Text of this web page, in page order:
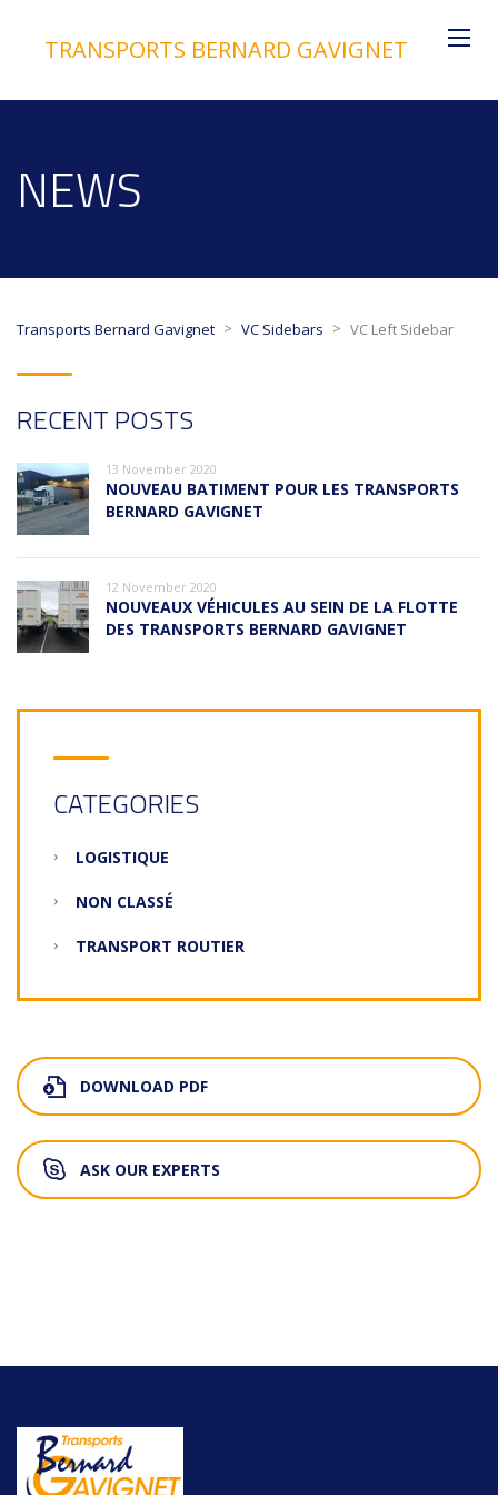
TRANSPORTS BERNARD GAVIGNET
NEWS
Transports Bernard Gavignet > VC Sidebars > VC Left Sidebar
RECENT POSTS
13 November 2020
NOUVEAU BATIMENT POUR LES TRANSPORTS
BERNARD GAVIGNET
12 November 2020
NOUVEAUX VÉHICULES AU SEIN DE LA FLOTTE
DES TRANSPORTS BERNARD GAVIGNET
CATEGORIES
LOGISTIQUE
NON CLASSÉ
TRANSPORT ROUTIER
DOWNLOAD PDF
ASK OUR EXPERTS